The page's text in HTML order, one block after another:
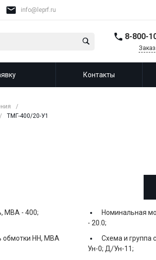
info@leprf.ru
8-800-
Контакты
/
/ ТМГ-400/20-У1
МВА - 400;
Номинальная
- 20.0;
обмотки НН, МВА
Схема и группа
Ун-0; Д/Ун-11;